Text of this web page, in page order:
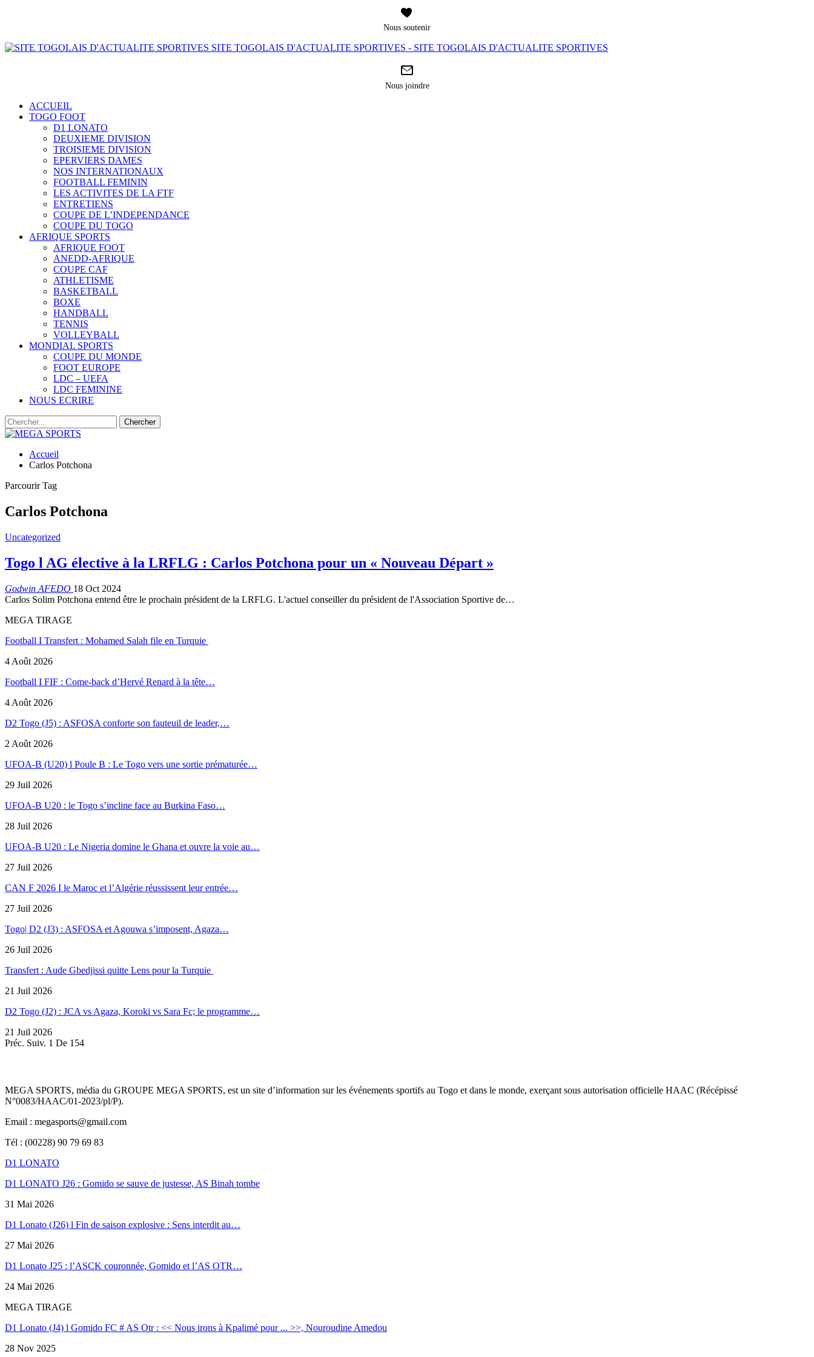
Nous soutenir
SITE TOGOLAIS D'ACTUALITE SPORTIVES - SITE TOGOLAIS D'ACTUALITE SPORTIVES
Nous joindre
ACCUEIL
TOGO FOOT
D1 LONATO
DEUXIEME DIVISION
TROISIEME DIVISION
EPERVIERS DAMES
NOS INTERNATIONAUX
FOOTBALL FEMININ
LES ACTIVITES DE LA FTF
ENTRETIENS
COUPE DE L’INDEPENDANCE
COUPE DU TOGO
AFRIQUE SPORTS
AFRIQUE FOOT
ANEDD-AFRIQUE
COUPE CAF
ATHLETISME
BASKETBALL
BOXE
HANDBALL
TENNIS
VOLLEYBALL
MONDIAL SPORTS
COUPE DU MONDE
FOOT EUROPE
LDC – UEFA
LDC FEMININE
NOUS ECRIRE
Accueil
Carlos Potchona
Parcourir Tag
Carlos Potchona
Uncategorized
Togo l AG élective à la LRFLG : Carlos Potchona pour un « Nouveau Départ »
Godwin AFEDO 18 Oct 2024
Carlos Solim Potchona entend être le prochain président de la LRFLG. L'actuel conseiller du président de l'Association Sportive de…
MEGA TIRAGE
Football I Transfert : Mohamed Salah file en Turquie
4 Août 2026
Football I FIF : Come-back d’Hervé Renard à la tête…
4 Août 2026
D2 Togo (J5) : ASFOSA conforte son fauteuil de leader,…
2 Août 2026
UFOA-B (U20) l Poule B : Le Togo vers une sortie prématurée…
29 Juil 2026
UFOA-B U20 : le Togo s’incline face au Burkina Faso…
28 Juil 2026
UFOA-B U20 : Le Nigeria domine le Ghana et ouvre la voie au…
27 Juil 2026
CAN F 2026 I le Maroc et l’Algérie réussissent leur entrée…
27 Juil 2026
Togo| D2 (J3) : ASFOSA et Agouwa s’imposent, Agaza…
26 Juil 2026
Transfert : Aude Gbedjissi quitte Lens pour la Turquie
21 Juil 2026
D2 Togo (J2) : JCA vs Agaza, Koroki vs Sara Fc; le programme…
21 Juil 2026
Préc. Suiv. 1 De 154
MEGA SPORTS, média du GROUPE MEGA SPORTS, est un site d’information sur les événements sportifs au Togo et dans le monde, exerçant sous autorisation officielle HAAC (Récépissé
N°0083/HAAC/01-2023/pl/P).
Email : megasports@gmail.com
Tél : (00228) 90 79 69 83
D1 LONATO
D1 LONATO J26 : Gomido se sauve de justesse, AS Binah tombe
31 Mai 2026
D1 Lonato (J26) l Fin de saison explosive : Sens interdit au…
27 Mai 2026
D1 Lonato J25 : l’ASCK couronnée, Gomido et l’AS OTR…
24 Mai 2026
MEGA TIRAGE
D1 Lonato (J4) l Gomido FC # AS Otr : << Nous irons à Kpalimé pour ... >>, Nouroudine Amedou
28 Nov 2025